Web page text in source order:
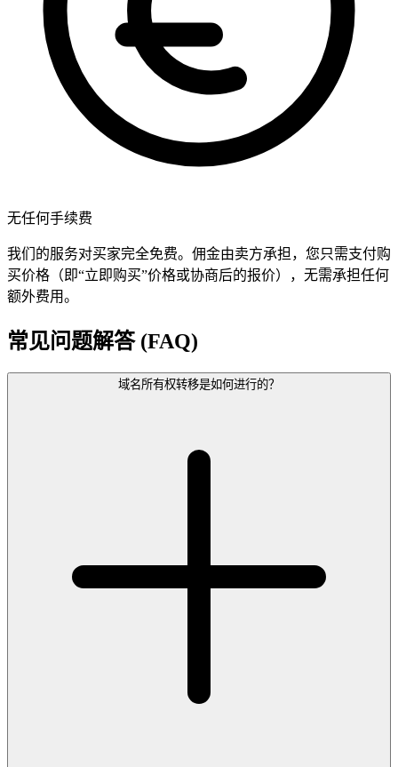
无任何手续费
我们的服务对买家完全免费。佣金由卖方承担，您只需支付购
买价格（即“立即购买”价格或协商后的报价），无需承担任何
额外费用。
常见问题解答 (FAQ)
域名所有权转移是如何进行的？